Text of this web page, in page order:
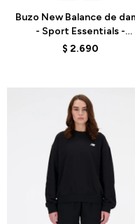
Buzo New Balance de
- Sport Essentials -
WT41508AHH - GREY
$ 2.690
Talle